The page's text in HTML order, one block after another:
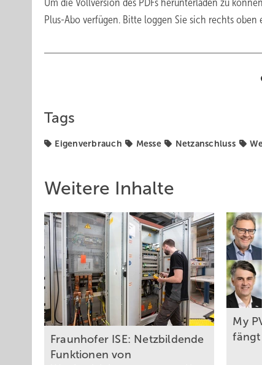
Um die Vollversion des PDFs herunterladen zu
Plus-Abo verfügen. Bitte loggen Sie sich rechts oben
Tags
Eigenverbrauch Messe Netzanschluss
Weitere Inhalte
Fraunhofer ISE: Netzbildende
Funktionen von
My